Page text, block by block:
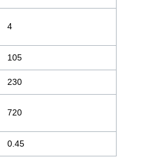
4
105
230
720
0.45